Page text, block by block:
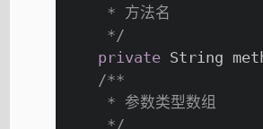
     * 方法名
     */
private String
/**
     * 参数类型数组
     */